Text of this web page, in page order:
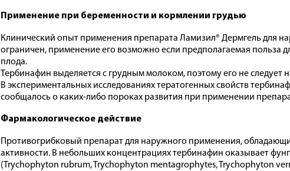
Применение при беременности и кормлении грудью
Клинический опыт применения препарата Ламизил® Дермгель для
ограничен, применение его возможно если предполагаемая польза
плода.
Тербинафин выделяется с грудным молоком, поэтому его не следует
В экспериментальных исследованиях тератогенных свойств
сообщалось о каких-либо пороках развития при применении
Фармакологическое действие
Противогрибковый препарат для наружного применения,
активности. В небольших концентрациях тербинафин оказывает
(Trychophyton rubrum, Trychophyton mentagrophytes, Trychophyton